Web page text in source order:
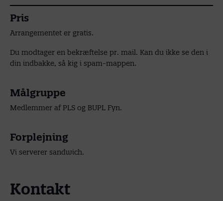
Pris
Arrangementet er gratis.
Du modtager en bekræftelse pr. mail. Kan du ikke se den i
din indbakke, så kig i spam-mappen.
Målgruppe
Medlemmer af PLS og BUPL Fyn.
Forplejning
Vi serverer sandwich.
Kontakt